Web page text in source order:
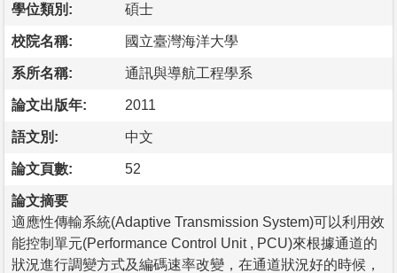
學位類別: 碩士
校院名稱: 國立臺灣海洋大學
系所名稱: 通訊與導航工程學系
論文出版年: 2011
語文別: 中文
論文頁數: 52
論文摘要
適應性傳輸系統(Adaptive Transmission System)可以利用效
能控制單元(Performance Control Unit , PCU)來根據通道的
狀況進行調變方式及編碼速率改變，在通道狀況好的時候，